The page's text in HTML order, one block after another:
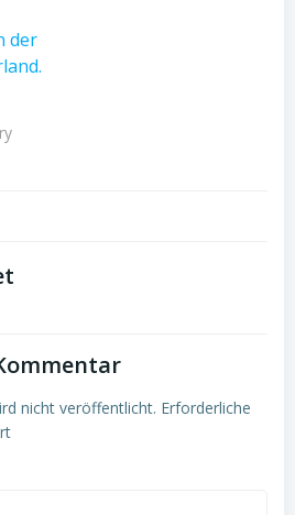
nicht veröffentlicht. Erforderliche